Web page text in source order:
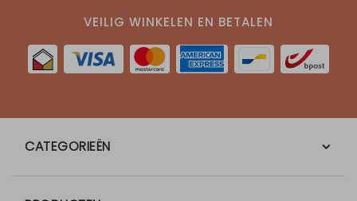
VEILIG WINKELEN EN BETALEN
CATEGORIEËN